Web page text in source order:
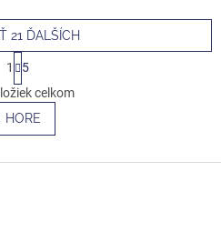
O
v
l
á
21 ĎALŠÍCH
S
t
r
á
n
k
v
1
5
celkom
HORE